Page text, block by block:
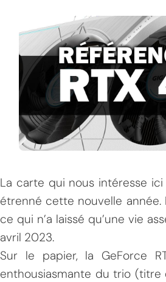
La carte qui nous intéresse
étrenné cette nouvelle année.
ce qui n’a laissé qu’une vie
avril 2023.
Sur le papier, la GeForce
enthousiasmante du trio (titre